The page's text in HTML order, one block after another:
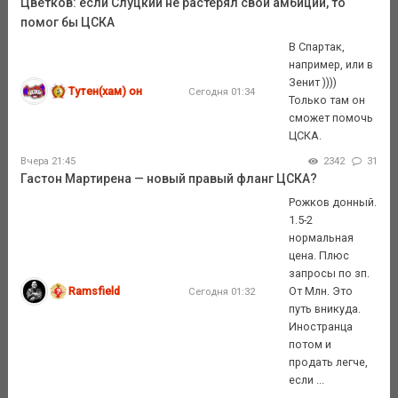
Цветков: если Слуцкий не растерял свои амбиции, то
помог бы ЦСКА
Тутен(хам) он Сегодня 01:34
В Спартак,
например, или в
Зенит ))))
Только там он
сможет помочь
ЦСКА.
Вчера 21:45 2342 31
Гастон Мартирена — новый правый фланг ЦСКА?
Ramsfield Сегодня 01:32
Рожков донный.
1.5-2
нормальная
цена. Плюс
запросы по зп.
От Млн. Это
путь вникуда.
Иностранца
потом и
продать легче,
если ...